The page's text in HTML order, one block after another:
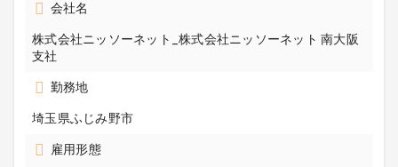
会社名
株式会社ニッソーネット_株式会社ニッソーネット 南大阪
支社
勤務地
埼玉県ふじみ野市
雇用形態